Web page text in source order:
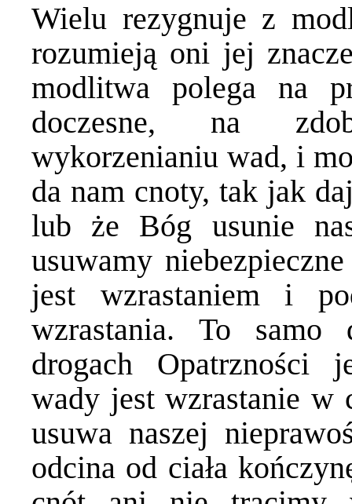
Wielu rezygnuje z
rozumieją oni jej
modlitwa polega na
doczesne, na
wykorzenianiu wad, i
da nam cnoty, tak jak
lub że Bóg usunie
usuwamy
jest wzrastaniem i
wzrastania. To samo
drogach Opatrzności
wady jest wzrastanie w
usuwa naszej
odcina od ciała